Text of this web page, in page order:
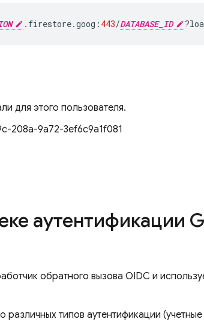
. firestore.goog : 443/DATABASE_ID ?
для этого пользователя.
208a-9a72-3ef6c9a1f081
аутентификации
обратного вызова OIDC и
различных типов аутентификации